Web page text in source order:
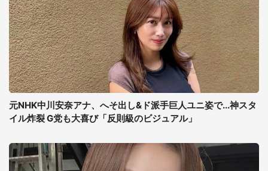
元NHK中川安奈アナ、へそ出し&ド派手巨人ユニ姿で...神スタ
イル炸裂 G党も大喜び「反則級のビジュアル」